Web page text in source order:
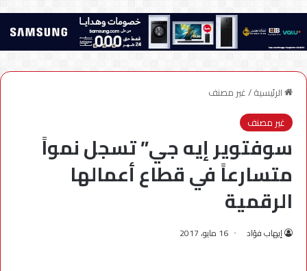
الرئيسية/غير مصنف
غير مصنف
سوفتوير إيه جي” تسجل نمواً
متسارعاً في قطاع أعمالها
الرقمية
إيهاب فؤاد 16 مايو، 2017